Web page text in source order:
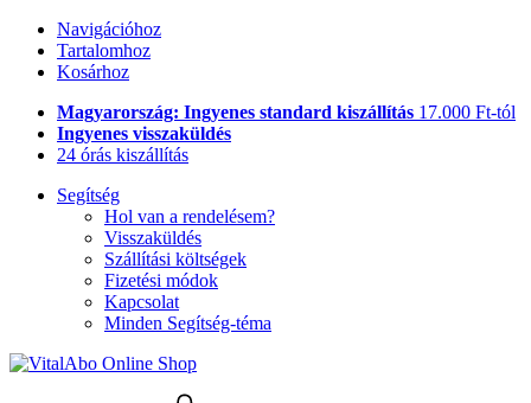
Navigációhoz
Tartalomhoz
Kosárhoz
Magyarország: Ingyenes standard kiszállítás 17.000 Ft-tól
Ingyenes visszaküldés
24 órás kiszállítás
Segítség
Hol van a rendelésem?
Visszaküldés
Szállítási költségek
Fizetési módok
Kapcsolat
Minden Segítség-téma